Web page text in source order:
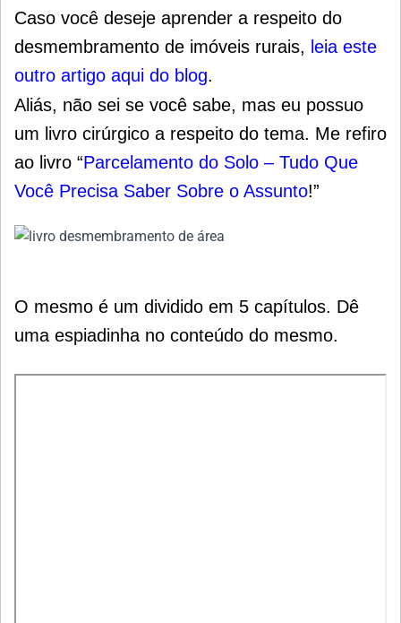
Caso você deseje aprender a respeito do
desmembramento de imóveis rurais, leia este
outro artigo aqui do blog.
Aliás, não sei se você sabe, mas eu possuo
um livro cirúrgico a respeito do tema. Me refiro
ao livro “Parcelamento do Solo – Tudo Que
Você Precisa Saber Sobre o Assunto!”
O mesmo é um dividido em 5 capítulos. Dê
uma espiadinha no conteúdo do mesmo.